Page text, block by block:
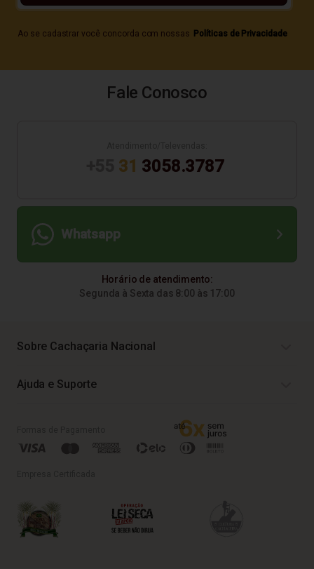
Ao se cadastrar você concorda com nossas Políticas de Privacidade
Fale Conosco
31 3058.3787
Whatsapp
Horário de atendimento:
Segunda à Sexta das 8:00 às 17:00
Sobre Cachaçaria Nacional
Ajuda e Suporte